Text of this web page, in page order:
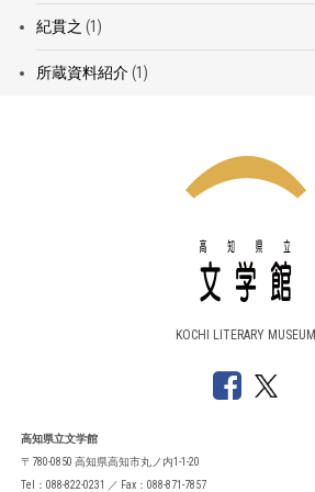
紀貫之 (1)
所蔵資料紹介(1)
KOCHI LITERARY MUSEUM
高知県立文学館
〒780-0850 高知県高知市丸ノ内1-1-20
Tel：088-822-0231 ／ Fax：088-871-7857